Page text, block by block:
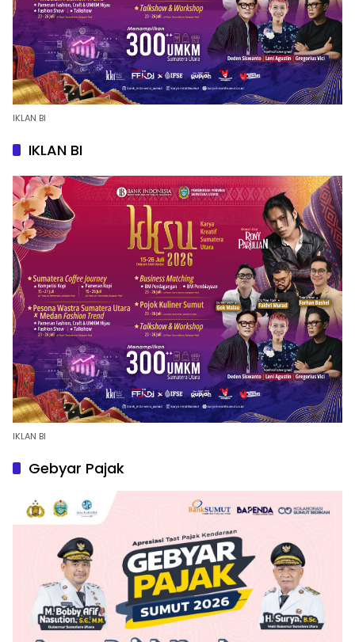
IKLAN BI
IKLAN BI
IKLAN BI
Gebyar Pajak